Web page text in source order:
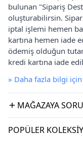
bulunan "Sipariş
oluşturabilirsin.
iptal işlemi hemen
kartına hemen iade
ödemiş olduğun
kredi kartına iade
» Daha fazla bilgi için
MAĞAZAYA
POPÜLER